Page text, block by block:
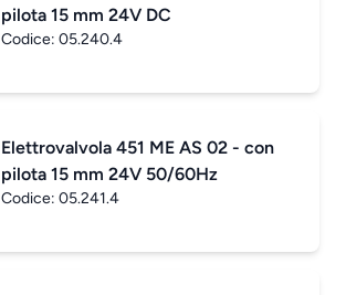
pilota 15 mm 24V DC
Codice: 05.240.4
Elettrovalvola 451 ME AS 02 - con
pilota 15 mm 24V 50/60Hz
Codice: 05.241.4